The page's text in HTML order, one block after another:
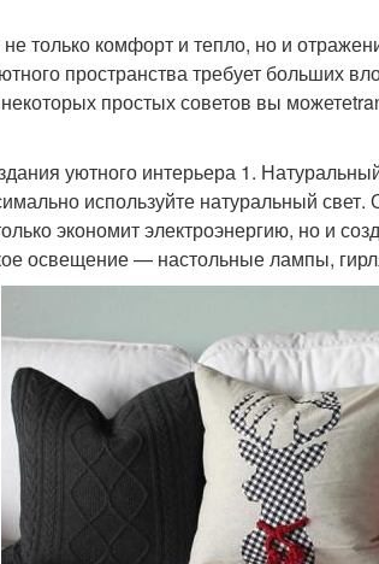
только комфорт и тепло, но и
пространства требует больших
простых советов вы
уютного интерьера 1. Натуральный
используйте натуральный
экономит электроэнергию, но и
освещение — настольные лампы,